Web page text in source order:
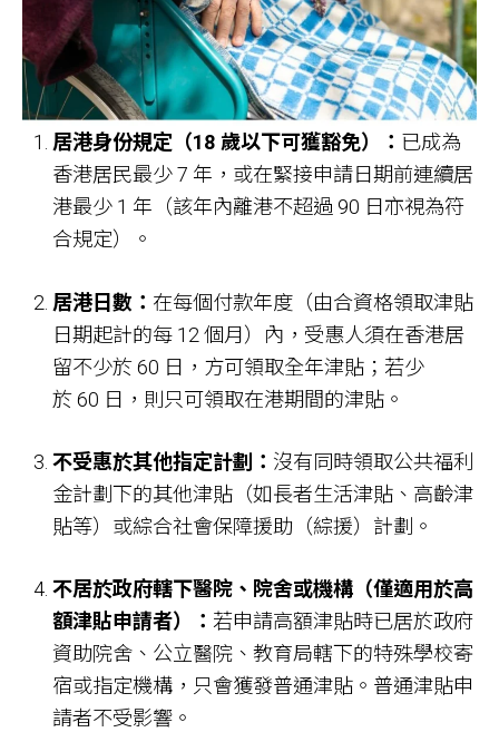
居港身份規定（18 歲以下可獲豁免）： 已成為
香港居民最少 7 年，或在緊接申請日期前連續居
港最少 1 年（該年內離港不超過 90 日亦視為符
合規定）。
居港日數： 在每個付款年度（由合資格領取津貼
日期起計的每 12 個月）內，受惠人須在香港居
留不少於 60 日，方可領取全年津貼；若少
於 60 日，則只可領取在港期間的津貼。
不受惠於其他指定計劃： 沒有同時領取公共福利
金計劃下的其他津貼（如長者生活津貼、高齡津
貼等）或綜合社會保障援助（綜援）計劃。
不居於政府轄下醫院、院舍或機構（僅適用於高
額津貼申請者）： 若申請高額津貼時已居於政府
資助院舍、公立醫院、教育局轄下的特殊學校寄
宿或指定機構，只會獲發普通津貼。普通津貼申
請者不受影響。